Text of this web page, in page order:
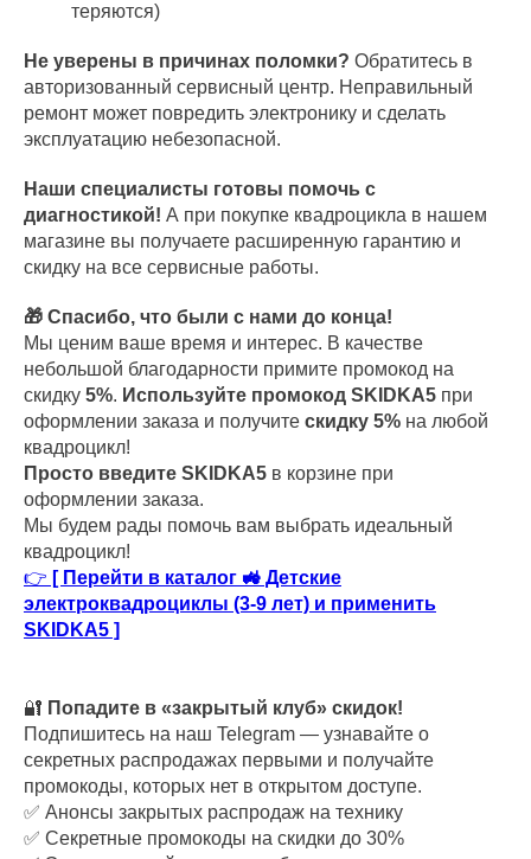
теряются)
Не уверены в причинах поломки? Обратитесь в
авторизованный сервисный центр. Неправильный
ремонт может повредить электронику и сделать
эксплуатацию небезопасной.
Наши специалисты готовы помочь с
диагностикой! А при покупке квадроцикла в нашем
магазине вы получаете расширенную гарантию и
скидку на все сервисные работы.
🎁 Спасибо, что были с нами до конца!
Мы ценим ваше время и интерес. В качестве
небольшой благодарности примите промокод на
скидку 5%. Используйте промокод SKIDKA5 при
оформлении заказа и получите скидку 5% на любой
квадроцикл!
Просто введите SKIDKA5 в корзине при
оформлении заказа.
Мы будем рады помочь вам выбрать идеальный
квадроцикл!
👉 [ Перейти в каталог 🚜 Детские
электроквадроциклы (3-9 лет) и применить
SKIDKA5 ]
🔐 Попадите в «закрытый клуб» скидок!
Подпишитесь на наш Telegram — узнавайте о
секретных распродажах первыми и получайте
промокоды, которых нет в открытом доступе.
✅ Анонсы закрытых распродаж на технику
✅ Секретные промокоды на скидки до 30%